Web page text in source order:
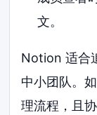
文。
Notion 适合
中小团队。
理流程，且